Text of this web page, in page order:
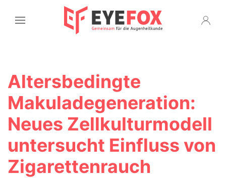
Altersbedingte
Makuladegeneration:
Neues Zellkulturmodell
untersucht Einfluss von
Zigarettenrauch